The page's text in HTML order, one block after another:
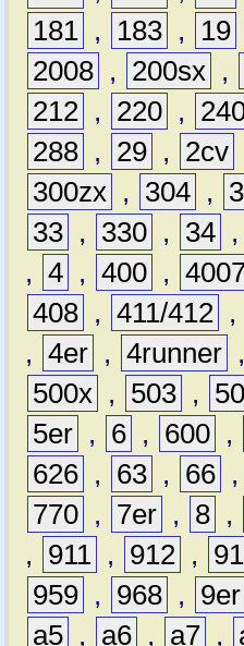
181 , 183 , 19
2008 , 200sx ,
212 , 220 ,
288 , 29 , 2cv
300zx , 304 ,
33 , 330 , 34 ,
, 4 , 400 ,
408 , 411/412 ,
, 4er , 4runner ,
500x , 503 ,
5er , 6 , 600 ,
626 , 63 , 66 ,
770 , 7er , 8 ,
,
911 , 912 ,
959 , 968 , 9er
a5 , a6 , a7 ,